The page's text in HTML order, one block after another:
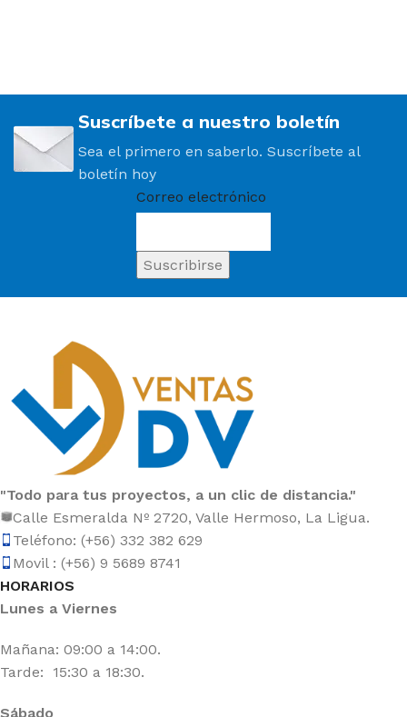
Suscríbete a nuestro boletín
Sea el primero en saberlo. Suscríbete al
boletín hoy
Correo electrónico
"Todo para tus proyectos, a un clic de distancia."
Calle Esmeralda Nº 2720, Valle Hermoso, La Ligua.
Teléfono: (+56) 332 382 629
Movil : (+56) 9 5689 8741
HORARIOS
Lunes a Viernes
Mañana: 09:00 a 14:00.
Tarde: 15:30 a 18:30.
Sábado